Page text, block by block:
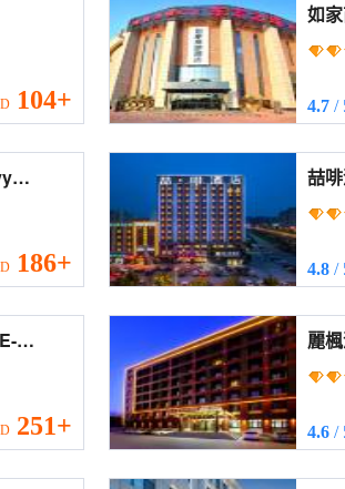
104+
如
4.7/
186+
喆
4.8/
251+
麗楓
4.6/